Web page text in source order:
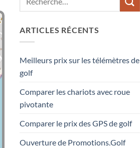
ARTICLES RÉCENTS
Meilleurs prix sur les télémètres de
golf
Comparer les chariots avec roue
pivotante
Comparer le prix des GPS de golf
Ouverture de Promotions.Golf